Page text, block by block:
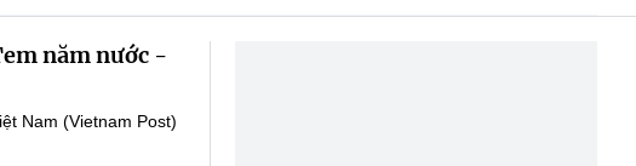
năm nước -
Nam (Vietnam Post)